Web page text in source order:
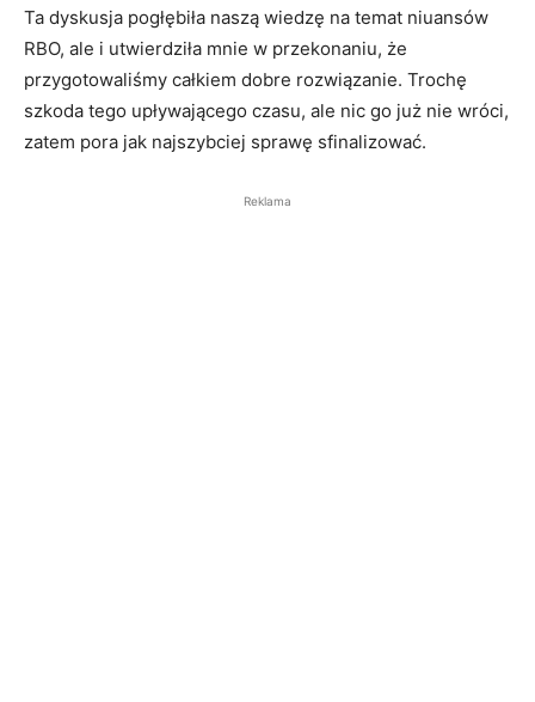
Ta dyskusja pogłębiła naszą wiedzę na temat niuansów
RBO, ale i utwierdziła mnie w przekonaniu, że
przygotowaliśmy całkiem dobre rozwiązanie. Trochę
szkoda tego upływającego czasu, ale nic go już nie wróci,
zatem pora jak najszybciej sprawę sfinalizować.
Reklama